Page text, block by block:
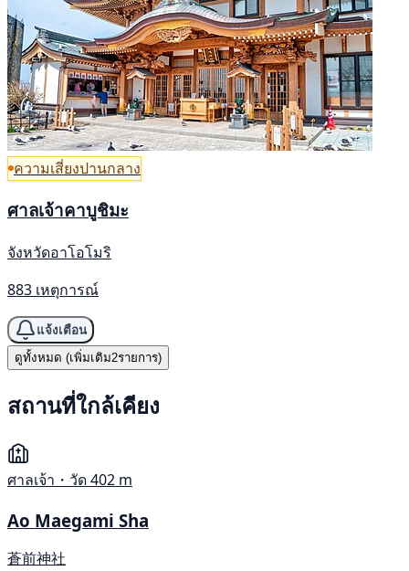
ความเสี่ยงปานกลาง
ศาลเจ้าคาบูชิมะ
จังหวัดอาโอโมริ
883 เหตุการณ์
แจ้งเตือน
ดูทั้งหมด (เพิ่มเติม2รายการ)
สถานที่ใกล้เคียง
ศาลเจ้า・วัด402 m
Ao Maegami Sha
蒼前神社